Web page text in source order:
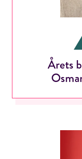
Årets